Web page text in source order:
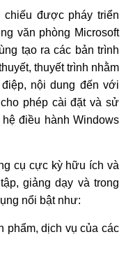
chiếu được pháy triển
văn phòng Microsoft
tạo ra các bản trình
thuyết trình nhằm
nội dung đến với
phép cài đặt và sử
điều hành Windows
cụ cực kỳ hữu ích và
giảng dạy và trong
nổi bật như:
phẩm, dịch vụ của các